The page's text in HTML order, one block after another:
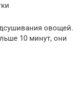
овощей.
10 минут, они